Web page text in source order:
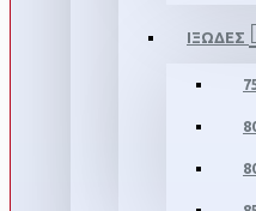
ΙΞΩΔΕΣ